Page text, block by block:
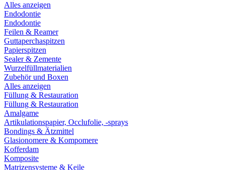
Alles anzeigen
Endodontie
Endodontie
Feilen & Reamer
Guttaperchaspitzen
Papierspitzen
Sealer & Zemente
Wurzelfüllmaterialien
Zubehör und Boxen
Alles anzeigen
Füllung & Restauration
Füllung & Restauration
Amalgame
Artikulationspapier, Occlufolie, -sprays
Bondings & Ätzmittel
Glasionomere & Kompomere
Kofferdam
Komposite
Matrizensysteme & Keile